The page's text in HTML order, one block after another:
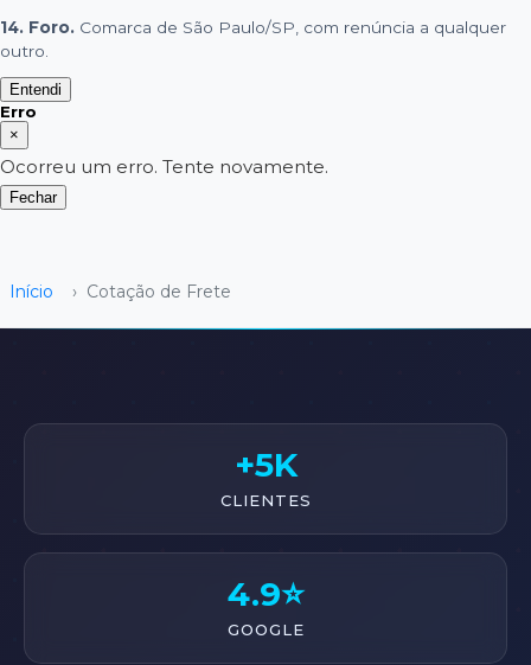
14. Foro. Comarca de São Paulo/SP, com renúncia a qualquer
outro.
Entendi
Erro
×
Ocorreu um erro. Tente novamente.
Fechar
Início › Cotação de Frete
+5K
CLIENTES
4.9⭐
GOOGLE